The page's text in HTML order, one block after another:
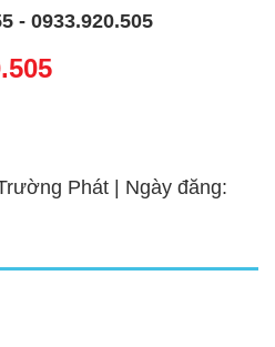
- 0933.920.505
Phát | Ngày đăng: